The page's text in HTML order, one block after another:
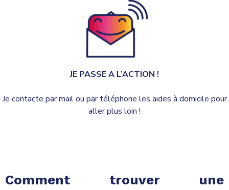
JE PASSE A L’ACTION !
Je contacte par mail ou par téléphone les aides à domicile pour
aller plus loin !
Comment trouver une